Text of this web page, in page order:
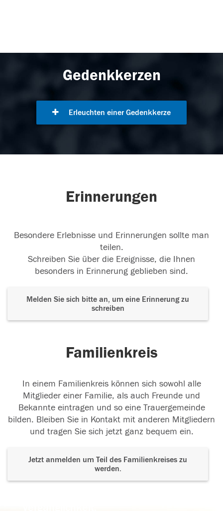
Gedenkkerzen
Erleuchten einer Gedenkkerze
Erinnerungen
Besondere Erlebnisse und Erinnerungen sollte man
teilen.
Schreiben Sie über die Ereignisse, die Ihnen
besonders in Erinnerung geblieben sind.
Melden Sie sich bitte an, um eine Erinnerung zu
schreiben
Familienkreis
In einem Familienkreis können sich sowohl alle
Mitglieder einer Familie, als auch Freunde und
Bekannte eintragen und so eine Trauergemeinde
bilden. Bleiben Sie in Kontakt mit anderen Mitgliedern
und tragen Sie sich jetzt ganz bequem ein.
Jetzt anmelden um Teil des Familienkreises zu
werden.